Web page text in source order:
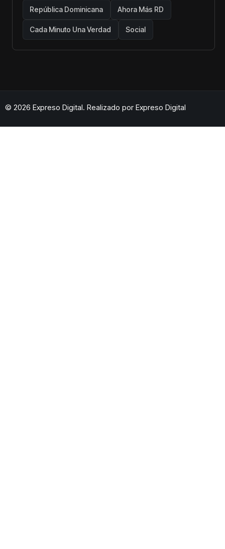
República Dominicana Ahora Más RD
Cada Minuto Una Verdad Social
© 2026 Expreso Digital. Realizado por Expreso Digital